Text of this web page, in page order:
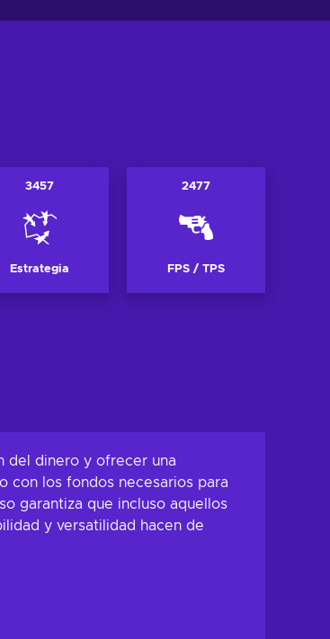
3457
Estrategia
2477
FPS / TPS
del dinero y ofrecer una
con los fondos necesarios para
garantiza que incluso aquellos
y versatilidad hacen de